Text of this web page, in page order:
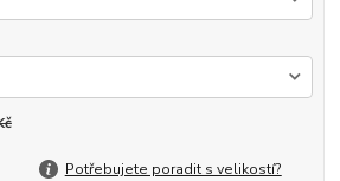
Potřebujete poradit s velikostí?